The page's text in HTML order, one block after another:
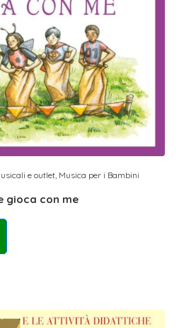
e outlet Musica per i Bambini
gioca con me